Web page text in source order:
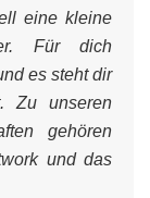
eine kleine
Für dich
es steht dir
Zu unseren
gehören
und das